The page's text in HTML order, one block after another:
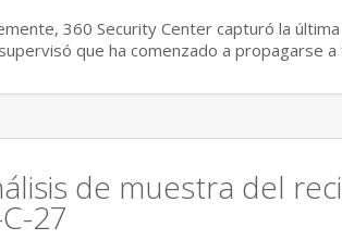
360 Security Center capturó la
que ha comenzado a propagarse
de muestra del
27